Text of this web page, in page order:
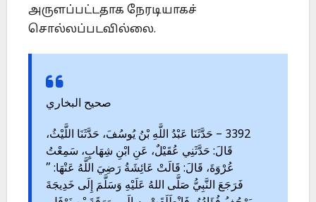
அருளப்பட்டதாக நேரடியாகச்
சொல்லப்படவில்லை.
صحيح البخاري
3392 – حَدَّثَنَا عَبْدُ اللَّهِ بْنُ يُوسُفَ، حَدَّثَنَا اللَّيْثُ،
قَالَ: حَدَّثَنِي عُقَيْلٌ، عَنِ ابْنِ شِهَابٍ، سَمِعْتُ
عُرْوَةَ، قَالَ: قَالَتْ عَائِشَةُ رَضِيَ اللَّهُ عَنْهَا: ”
فَرَجَعَ النَّبِيُّ صَلَّى اللهُ عَلَيْهِ وَسَلَّمَ إِلَى خَدِيجَةَ